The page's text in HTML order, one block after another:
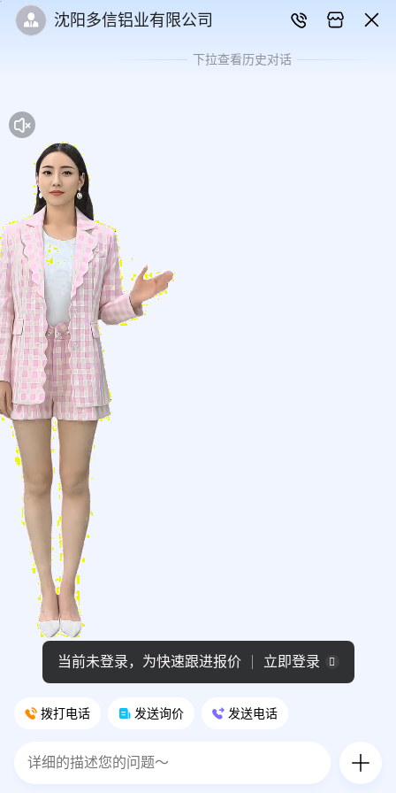
沈阳多信铝业有限公司
下拉查看历史对话
拨打电话 发送询价 发送电话
当前未登录，为快速跟进报价 立即登录